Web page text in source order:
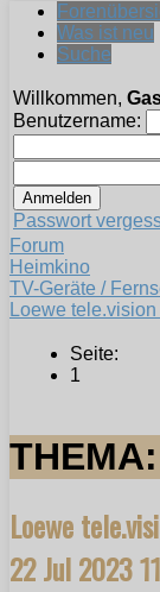
Was ist neu
Suche
Willkommen,
Benutzername:
Passwort
Forum
Heimkino
TV-Geräte /
Loewe
Seite:
1
THEMA:
Loewe
22 Jul 2023